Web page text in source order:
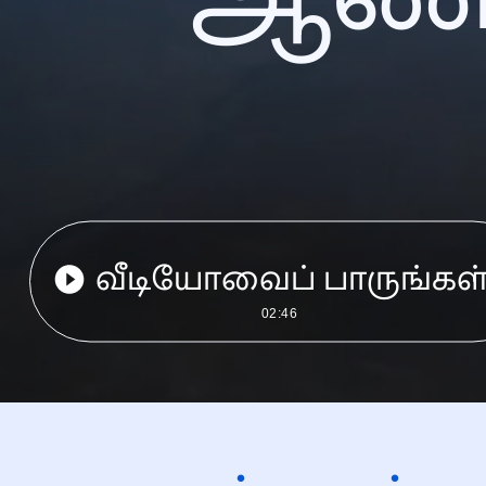
வீடியோவைப்
02:46